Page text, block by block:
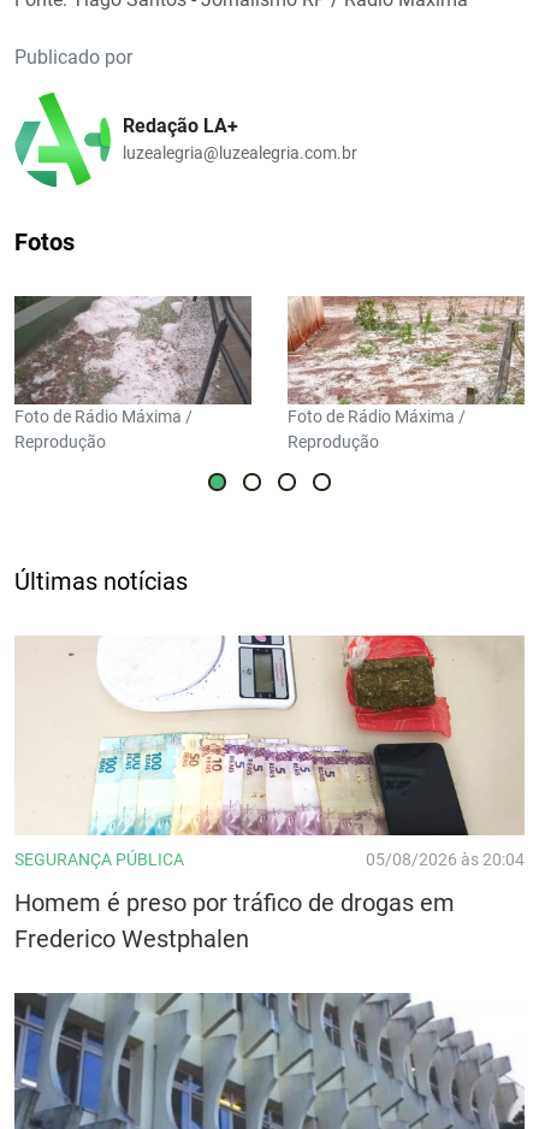
Publicado por
Redação LA+
luzealegria@luzealegria.com.br
Fotos
Foto de Rádio Máxima /
Reprodução
Foto de Rádio Máxima /
Reprodução
Últimas notícias
SEGURANÇA PÚBLICA 05/08/2026 às 20:04
Homem é preso por tráfico de drogas em
Frederico Westphalen